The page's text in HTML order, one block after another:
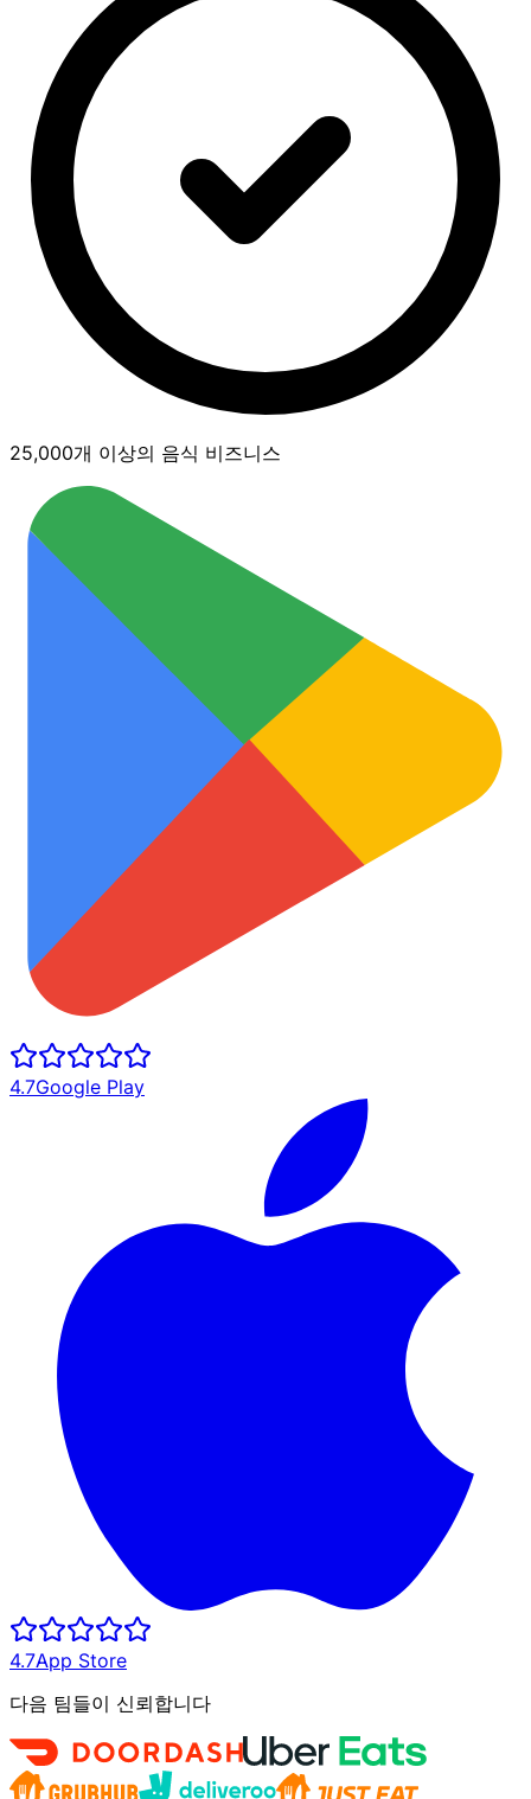
25,000개 이상의 음식 비즈니스
4.7Google Play
4.7App Store
다음 팀들이 신뢰합니다